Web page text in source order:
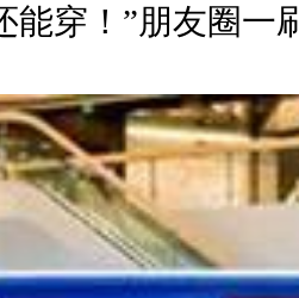
能穿！”朋友圈一